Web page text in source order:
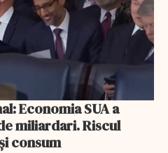
Economia SUA a
miliardari. Riscul
consum